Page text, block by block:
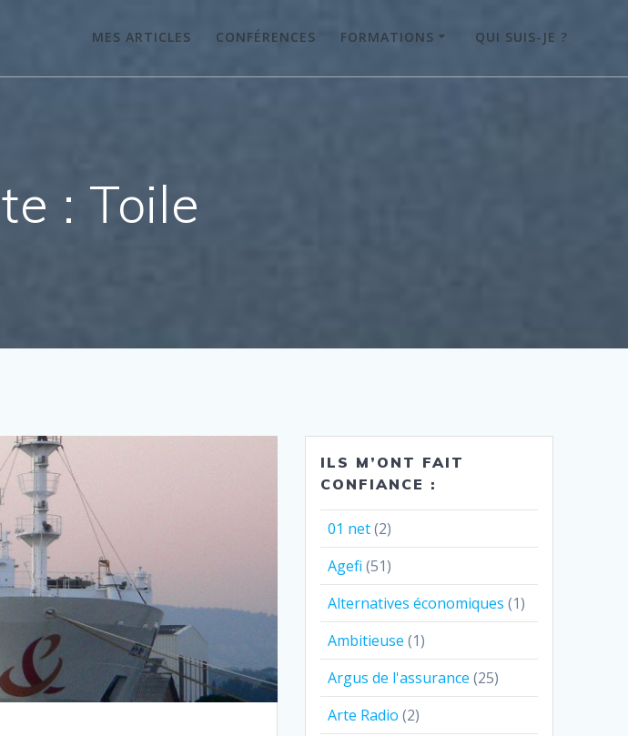
MES ARTICLES CONFÉRENCES FORMATIONS QUI SUIS-JE ?
: Toile
ILS M’ONT FAIT
CONFIANCE :
01 net(2)
Agefi (51)
Alternatives économiques (1)
Ambitieuse (1)
Argus de l'assurance (25)
Arte Radio (2)